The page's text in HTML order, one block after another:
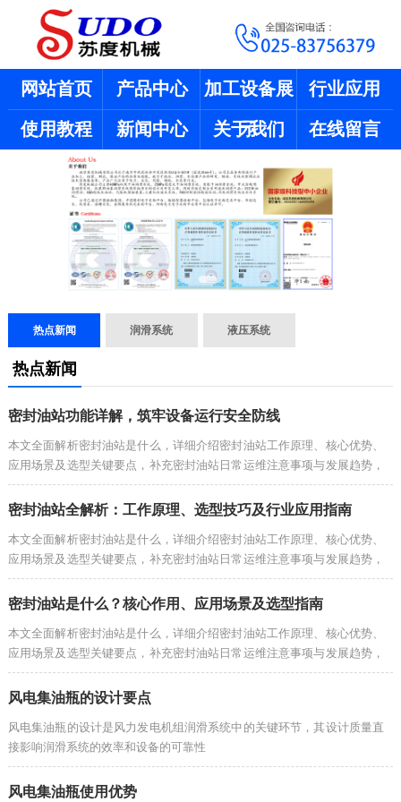
网站首页 产品中心 加工设备展
示
行业应用
使用教程 新闻中心 关于我们 在线留言
热点新闻 润滑系统 液压系统
热点新闻
密封油站功能详解，筑牢设备运行安全防线
本文全面解析密封油站是什么，详细介绍密封油站工作原理、核心优势、
应用场景及选型关键要点，补充密封油站日常运维注意事项与发展趋势，
为企业选购、使用密封油站提供专业实用参考。
密封油站全解析：工作原理、选型技巧及行业应用指南
本文全面解析密封油站是什么，详细介绍密封油站工作原理、核心优势、
应用场景及选型关键要点，补充密封油站日常运维注意事项与发展趋势，
为企业选购、使用密封油站提供专业实用参考。
密封油站是什么？核心作用、应用场景及选型指南
本文全面解析密封油站是什么，详细介绍密封油站工作原理、核心优势、
应用场景及选型关键要点，补充密封油站日常运维注意事项与发展趋势，
为企业选购、使用密封油站提供专业实用参考。
风电集油瓶的设计要点
风电集油瓶的设计是风力发电机组润滑系统中的关键环节，其设计质量直
接影响润滑系统的效率和设备的可靠性
风电集油瓶使用优势